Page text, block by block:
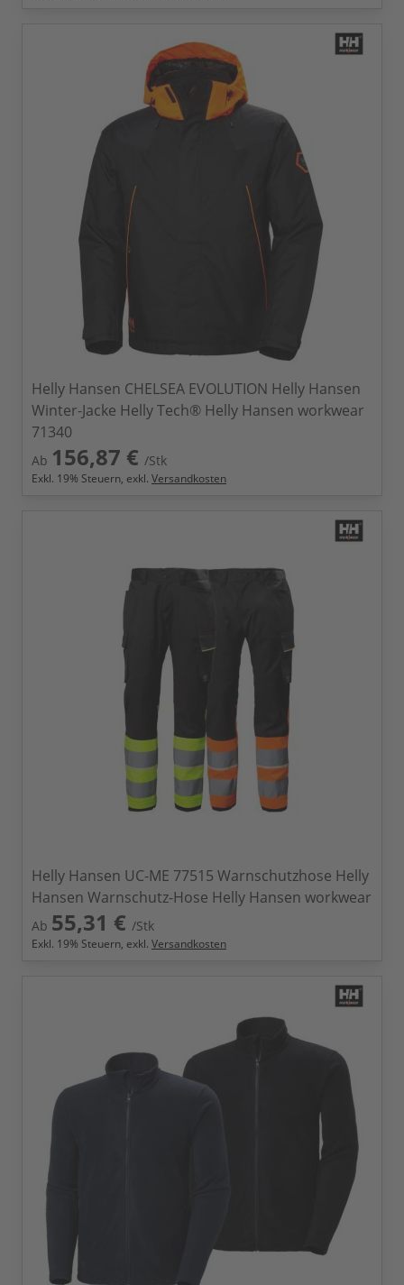
Helly Hansen CHELSEA EVOLUTION Helly Hansen
Winter-Jacke Helly Tech® Helly Hansen workwear
71340
Ab 156,87 € /Stk
Exkl. 19% Steuern, exkl. Versandkosten
Helly Hansen UC-ME 77515 Warnschutzhose Helly
Hansen Warnschutz-Hose Helly Hansen workwear
Ab 55,31 € /Stk
Exkl. 19% Steuern, exkl. Versandkosten